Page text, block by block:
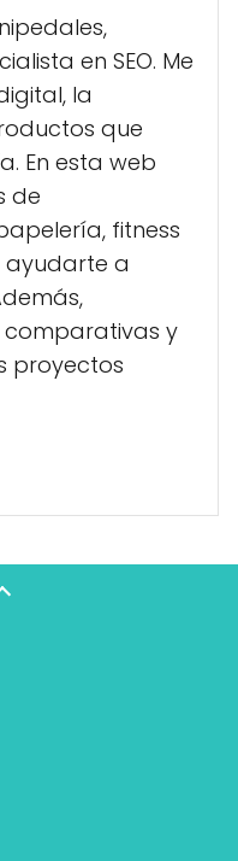
en SEO. Me
la
que
En esta web
de
fitness
a
comparativas y
proyectos